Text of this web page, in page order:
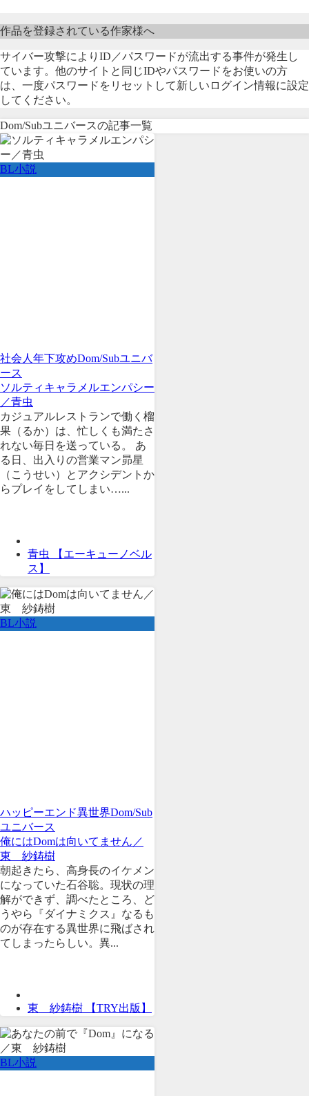
作品を登録されている作家様へ
サイバー攻撃によりID／パスワードが流出する事件が発生し
ています。他のサイトと同じIDやパスワードをお使いの方
は、一度パスワードをリセットして新しいログイン情報に設定
してください。
Dom/Subユニバースの記事一覧
BL小説
社会人 年下攻めDom/Subユニバ
ース
ソルティキャラメルエンパシー
／青虫
カジュアルレストランで働く榴
果（るか）は、忙しくも満たさ
れない毎日を送っている。 あ
る日、出入りの営業マン昴星
（こうせい）とアクシデントか
らプレイをしてしまい…...
青虫 【エーキューノベル
ス】
BL小説
ハッピーエンド異世界Dom/Sub
ユニバース
俺にはDomは向いてません／
東 紗鋳樹
朝起きたら、高身長のイケメン
になっていた石谷聡。現状の理
解ができず、調べたところ、ど
うやら『ダイナミクス』なるも
のが存在する異世界に飛ばされ
てしまったらしい。異...
東 紗鋳樹 【TRY出版】
BL小説